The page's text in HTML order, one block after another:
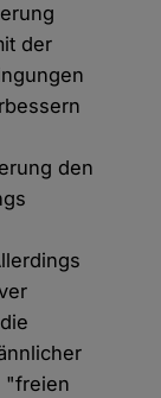
der
den
"freien